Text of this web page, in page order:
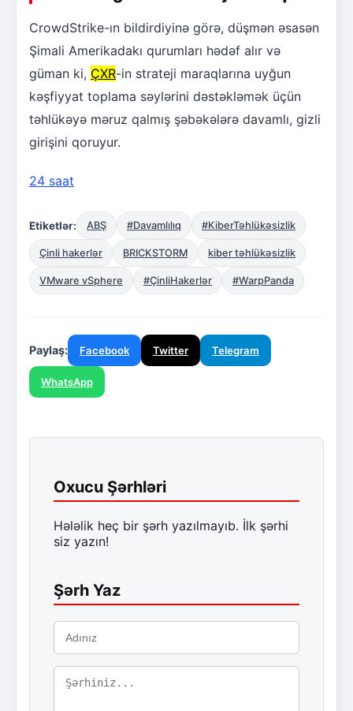
CrowdStrike-ın bildirdiyinə görə, düşmən əsasən
Şimali Amerikadakı qurumları hədəf alır və
güman ki, ÇXR-in strateji maraqlarına uyğun
kəşfiyyat toplama səylərini dəstəkləmək üçün
təhlükəyə məruz qalmış şəbəkələrə davamlı, gizli
girişini qoruyur.
24 saat
Etiketlər: ABŞ #Davamlılıq #KiberTəhlükəsizlik
Çinli hakerlər BRICKSTORM kiber təhlükəsizlik
VMware vSphere #ÇinliHakerlər #WarpPanda
Paylaş: Facebook Twitter Telegram
WhatsApp
Oxucu Şərhləri
Hələlik heç bir şərh yazılmayıb. İlk şərhi
siz yazın!
Şərh Yaz